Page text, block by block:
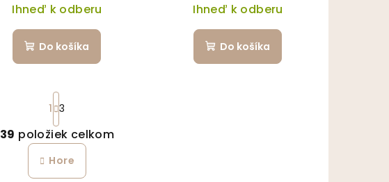
Ihneď k odberu
Do košíka
Ihneď k odberu
Do košíka
Ovládacie prvky výpisu
Stránkovanie
1 3
39 položiek celkom
Hore